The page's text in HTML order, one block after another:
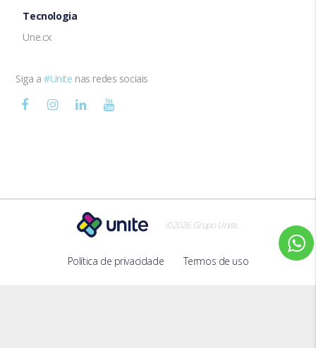
Tecnologia
Une.cx
Siga a#Unite nas redes sociais
©2026 Grupo Unite.
Política de privacidade Termos de uso